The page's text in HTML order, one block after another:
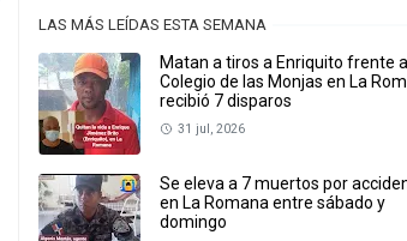
LAS MÁS LEÍDAS ESTA SEMANA
Matan a tiros a Enriquito frente al
Colegio de las Monjas en La
recibió 7 disparos
31 jul, 2026
Se eleva a 7 muertos por
en La Romana entre sábado y
domingo